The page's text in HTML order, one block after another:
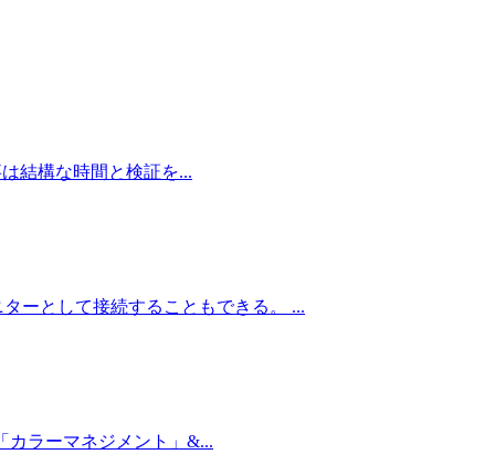
結構な時間と検証を...
ーとして接続することもできる。 ...
カラーマネジメント」&...